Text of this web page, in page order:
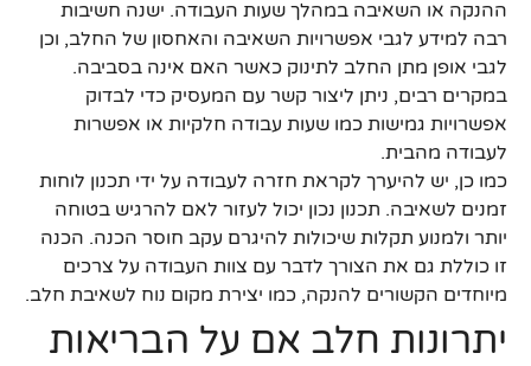
ההנקה או השאיבה במהלך שעות העבודה. ישנה חשיבות
רבה למידע לגבי אפשרויות השאיבה והאחסון של החלב, וכן
לגבי אופן מתן החלב לתינוק כאשר האם אינה בסביבה.
במקרים רבים, ניתן ליצור קשר עם המעסיק כדי לבדוק
אפשרויות גמישות כמו שעות עבודה חלקיות או אפשרות
לעבודה מהבית.
כמו כן, יש להיערך לקראת חזרה לעבודה על ידי תכנון לוחות
זמנים לשאיבה. תכנון נכון יכול לעזור לאם להרגיש בטוחה
יותר ולמנוע תקלות שיכולות להיגרם עקב חוסר הכנה. הכנה
זו כוללת גם את הצורך לדבר עם צוות העבודה על צרכים
מיוחדים הקשורים להנקה, כמו יצירת מקום נוח לשאיבת חלב.
יתרונות חלב אם על הבריאות